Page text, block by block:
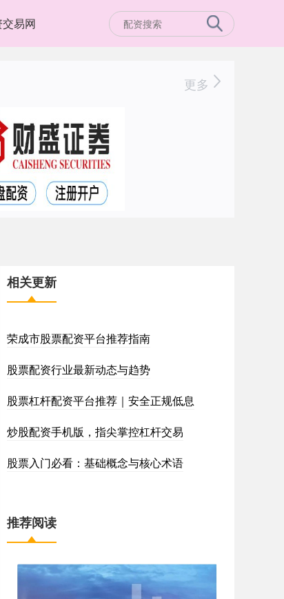
易网
更多
相关更新
荣成市股票配资平台推荐指南
股票配资行业最新动态与趋势
股票杠杆配资平台推荐｜安全正规低息
炒股配资手机版，指尖掌控杠杆交易
股票入门必看：基础概念与核心术语
推荐阅读